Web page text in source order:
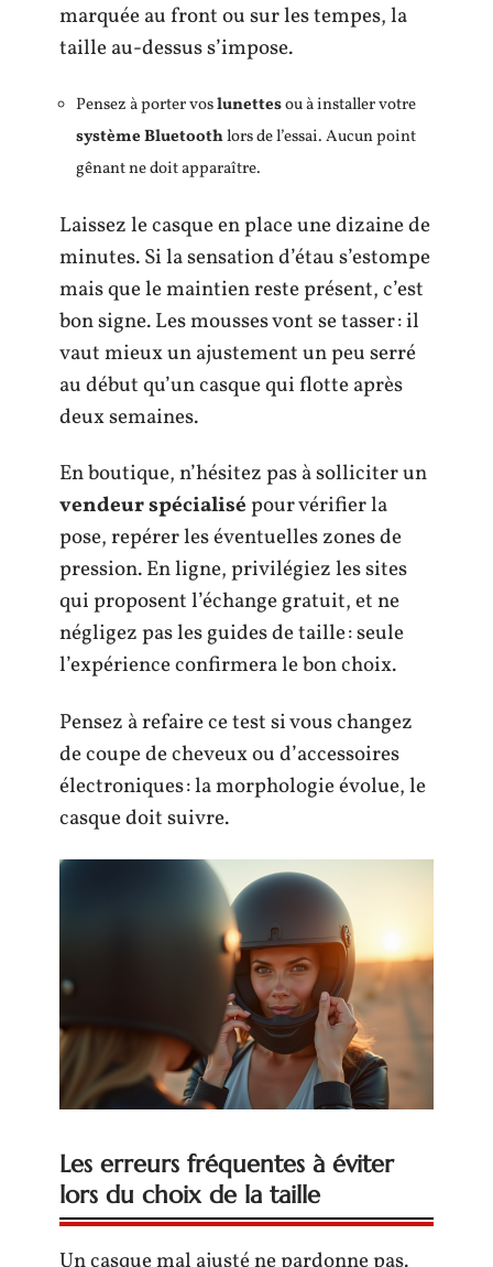
marquée au front ou sur les tempes, la
taille au-dessus s’impose.
Pensez à porter voslunettesou à installer votre
système Bluetoothlors de l’essai. Aucun point
gênant ne doit apparaître.
Laissez le casque en place une dizaine de
minutes. Si la sensation d’étau s’estompe
mais que le maintien reste présent, c’est
bon signe. Les mousses vont se tasser : il
vaut mieux un ajustement un peu serré
au début qu’un casque qui flotte après
deux semaines.
En boutique, n’hésitez pas à solliciter un
vendeur spécialisépour vérifier la
pose, repérer les éventuelles zones de
pression. En ligne, privilégiez les sites
qui proposent l’échange gratuit, et ne
négligez pas les guides de taille : seule
l’expérience confirmera le bon choix.
Pensez à refaire ce test si vous changez
de coupe de cheveux ou d’accessoires
électroniques : la morphologie évolue, le
casque doit suivre.
Les erreurs fréquentes à éviter
lors du choix de la taille
Un casque mal ajusté ne pardonne pas.